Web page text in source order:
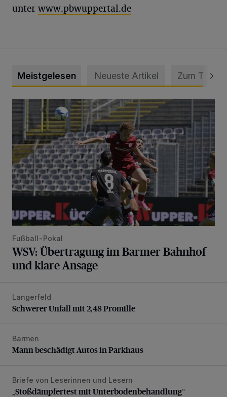
unter www.pbwuppertal.de
Meistgelesen Neueste Artikel Zum Thema
WSV: Übertragung im Barmer Bahnhof und klare Ansage
Fußball-Pokal
WSV: Übertragung im Barmer Bahnhof
und klare Ansage
Schwerer Unfall mit 2,48 Promille
Langerfeld
Schwerer Unfall mit 2,48 Promille
Mann beschädigt Autos in Parkhaus
Barmen
Mann beschädigt Autos in Parkhaus
„Stoßdämpfertest mit Unterbodenbehandlung“
Briefe von Leserinnen und Lesern
„Stoßdämpfertest mit Unterbodenbehandlung“